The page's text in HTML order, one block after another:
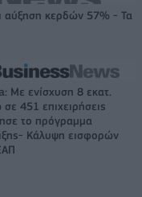
αύξηση κερδών 57% - Τα
Με ενίσχυση 8 εκατ.
451 επιχειρήσεις
το πρόγραμμα
Κάλυψη εισφορών